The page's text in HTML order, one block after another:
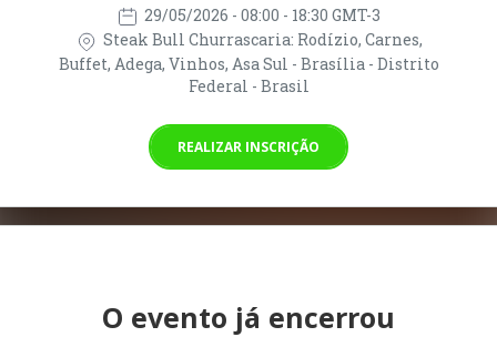
29/05/2026 - 08:00 - 18:30 GMT-3
Steak Bull Churrascaria: Rodízio, Carnes,
Buffet, Adega, Vinhos, Asa Sul - Brasília - Distrito
Federal - Brasil
REALIZAR INSCRIÇÃO
O evento já encerrou